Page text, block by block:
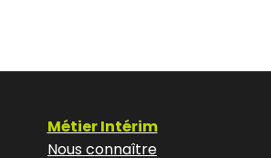
Métier Intérim
Nous connaître